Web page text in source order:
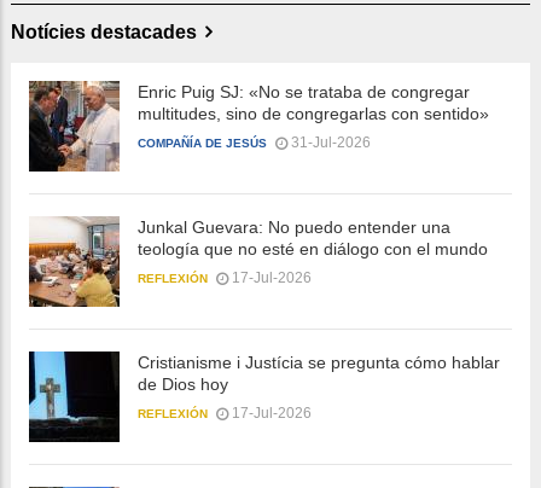
Notícies destacades
Enric Puig SJ: «No se trataba de congregar
multitudes, sino de congregarlas con sentido»
COMPAÑÍA DE JESÚS 31-Jul-2026
Junkal Guevara: No puedo entender una
teología que no esté en diálogo con el mundo
REFLEXIÓN 17-Jul-2026
Cristianisme i Justícia se pregunta cómo hablar
de Dios hoy
REFLEXIÓN 17-Jul-2026